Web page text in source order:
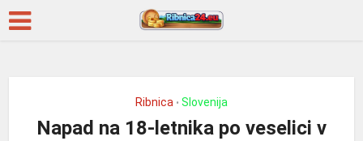
Ribnica • Slovenija
Napad na 18-letnika po veselici v